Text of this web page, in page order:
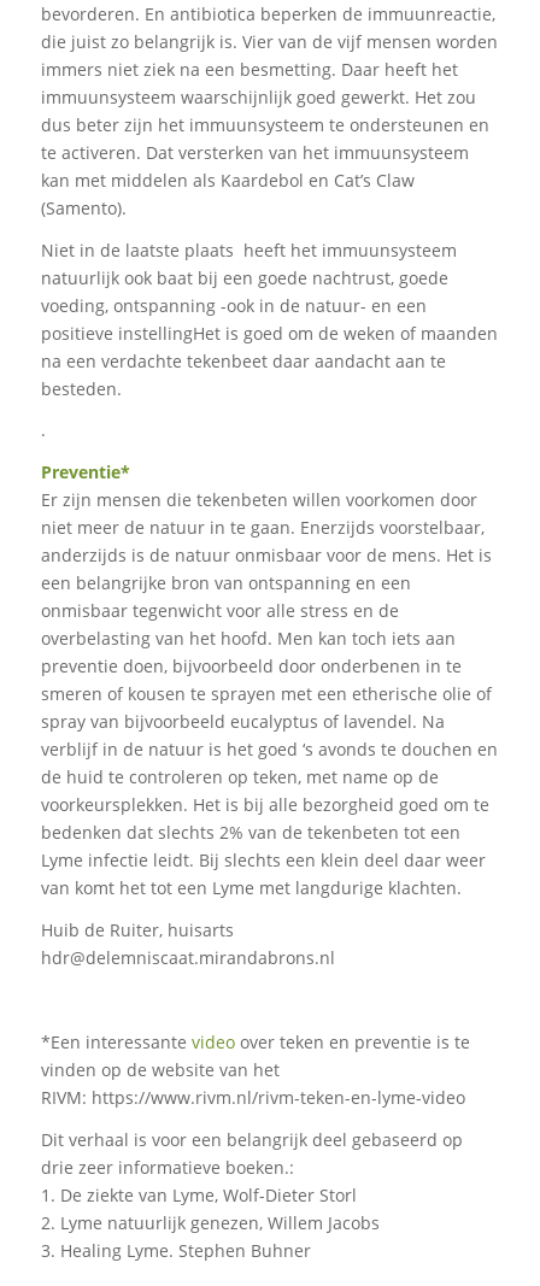
bevorderen. En antibiotica beperken de immuunreactie,
die juist zo belangrijk is. Vier van de vijf mensen worden
immers niet ziek na een besmetting. Daar heeft het
immuunsysteem waarschijnlijk goed gewerkt. Het zou
dus beter zijn het immuunsysteem te ondersteunen en
te activeren. Dat versterken van het immuunsysteem
kan met middelen als Kaardebol en Cat’s Claw
(Samento).
Niet in de laatste plaats heeft het immuunsysteem
natuurlijk ook baat bij een goede nachtrust, goede
voeding, ontspanning -ook in de natuur- en een
positieve instellingHet is goed om de weken of maanden
na een verdachte tekenbeet daar aandacht aan te
besteden.
.
Preventie*
Er zijn mensen die tekenbeten willen voorkomen door
niet meer de natuur in te gaan. Enerzijds voorstelbaar,
anderzijds is de natuur onmisbaar voor de mens. Het is
een belangrijke bron van ontspanning en een
onmisbaar tegenwicht voor alle stress en de
overbelasting van het hoofd. Men kan toch iets aan
preventie doen, bijvoorbeeld door onderbenen in te
smeren of kousen te sprayen met een etherische olie of
spray van bijvoorbeeld eucalyptus of lavendel. Na
verblijf in de natuur is het goed ‘s avonds te douchen en
de huid te controleren op teken, met name op de
voorkeursplekken. Het is bij alle bezorgheid goed om te
bedenken dat slechts 2% van de tekenbeten tot een
Lyme infectie leidt. Bij slechts een klein deel daar weer
van komt het tot een Lyme met langdurige klachten.
Huib de Ruiter, huisarts
hdr@delemniscaat.mirandabrons.nl
*Een interessante videoover teken en preventie is te
vinden op de website van het
RIVM: https://www.rivm.nl/rivm-teken-en-lyme-video
Dit verhaal is voor een belangrijk deel gebaseerd op
drie zeer informatieve boeken.:
1. De ziekte van Lyme, Wolf-Dieter Storl
2. Lyme natuurlijk genezen, Willem Jacobs
3. Healing Lyme. Stephen Buhner